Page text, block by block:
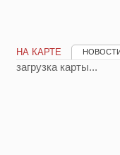
НА КАРТЕ
загрузка карты...